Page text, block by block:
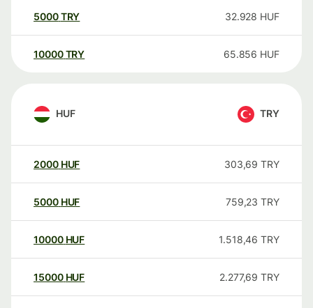
5000TRY 32.928 HUF
10000 TRY 65.856 HUF
HUF TRY
2000 HUF 303,69 TRY
5000 HUF 759,23 TRY
10000 HUF 1.518,46 TRY
15000 HUF 2.277,69 TRY